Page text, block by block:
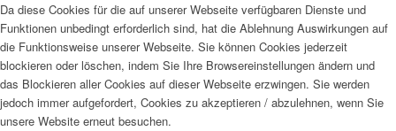
Da diese Cookies für die auf unserer Webseite verfügbaren Dienste und
Funktionen unbedingt erforderlich sind, hat die Ablehnung Auswirkungen auf
die Funktionsweise unserer Webseite. Sie können Cookies jederzeit
blockieren oder löschen, indem Sie Ihre Browsereinstellungen ändern und
das Blockieren aller Cookies auf dieser Webseite erzwingen. Sie werden
jedoch immer aufgefordert, Cookies zu akzeptieren / abzulehnen, wenn Sie
unsere Website erneut besuchen.